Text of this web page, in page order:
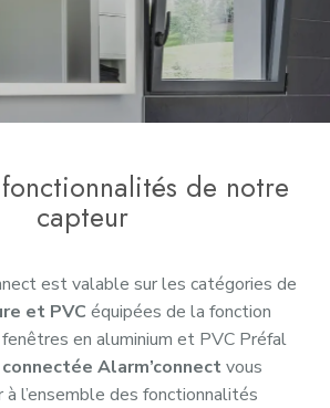
de notre
capteur
est valable sur les catégories de
et PVC équipées de la fonction
en aluminium et PVC Préfal
Alarm’connectvous
l’ensemble des fonctionnalités